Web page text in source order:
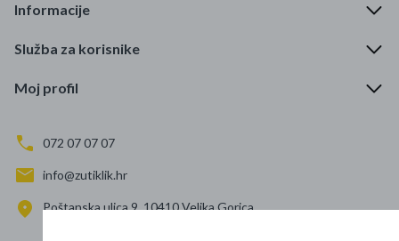
Informacije
Služba za korisnike
Moj profil
072 07 07 07
info@zutiklik.hr
Poštanska ulica 9, 10410 Velika Gorica